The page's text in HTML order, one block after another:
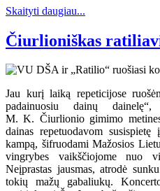
Skaityti daugiau...
Čiurlioniškas
Jau kurį laiką repeticijose
padainuosiu dainų
M. K. Čiurlionio gimimo
dainas repetuodavom
kampą, šifruodami Mažosios
vingrybes vaikščiojome nuo
Neįprastas jausmas, atrodė
tokių mažų gabaliukų.